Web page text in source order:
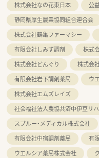
株式会社なの花東日本
公
静岡県厚生農業協同組合連合会
株式会社鶴亀ファーマシー
有限会社しみず調剤
株式
株式会社どんぐり
株式会
有限会社岩下調剤薬局
ウ
株式会社エムズレイズ
社会福祉法人農協共済中伊豆リ
スブルー・メディカル株式会社
有限会社中宿調剤薬局
有
ウエルシア薬局株式会社